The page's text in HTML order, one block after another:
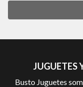
JUGUETES
Busto Juguetes